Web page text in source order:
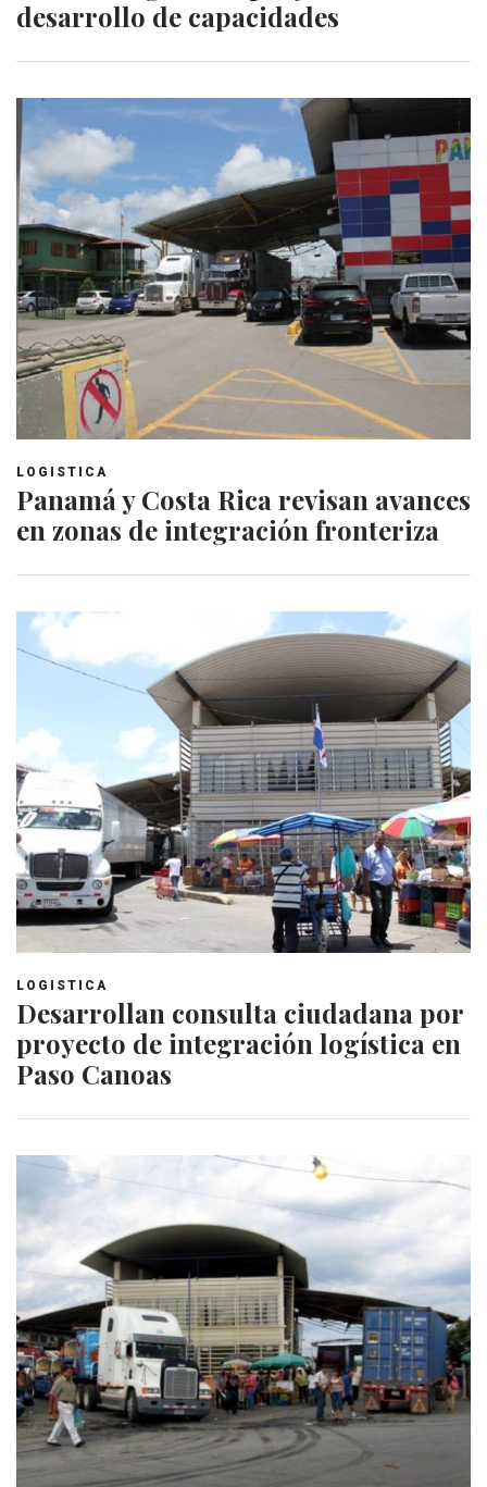
desarrollo de capacidades
LOGISTICA
Panamá y Costa Rica revisan avances
en zonas de integración fronteriza
LOGISTICA
Desarrollan consulta ciudadana por
proyecto de integración logística en
Paso Canoas